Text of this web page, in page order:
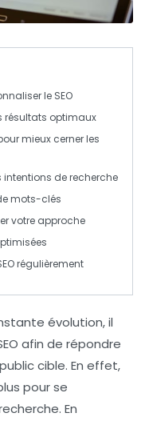
le SEO
résultats optimaux
mieux cerner les
intentions de recherche
mots-clés
votre approche
régulièrement
évolution, il
afin de répondre
public cible. En effet,
pour se
En